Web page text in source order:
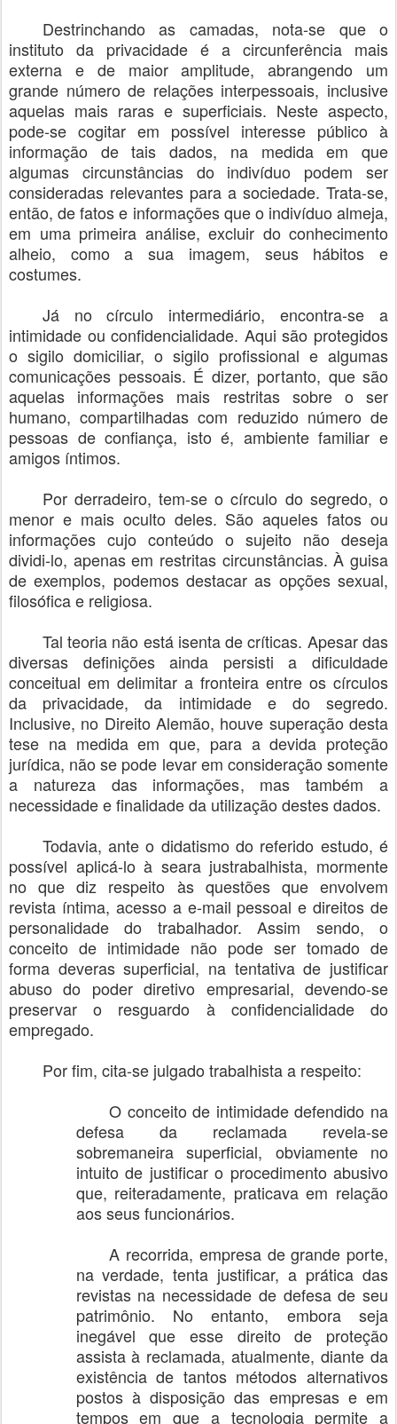
Destrinchando as camadas, nota-se que o
instituto da privacidade é a circunferência mais
externa e de maior amplitude, abrangendo um
grande número de relações interpessoais, inclusive
aquelas mais raras e superficiais. Neste aspecto,
pode-se cogitar em possível interesse público à
informação de tais dados, na medida em que
algumas circunstâncias do indivíduo podem ser
consideradas relevantes para a sociedade. Trata-se,
então, de fatos e informações que o indivíduo almeja,
em uma primeira análise, excluir do conhecimento
alheio, como a sua imagem, seus hábitos e
costumes.
Já no círculo intermediário, encontra-se a
intimidade ou confidencialidade. Aqui são protegidos
o sigilo domiciliar, o sigilo profissional e algumas
comunicações pessoais. É dizer, portanto, que são
aquelas informações mais restritas sobre o ser
humano, compartilhadas com reduzido número de
pessoas de confiança, isto é, ambiente familiar e
amigos íntimos.
Por derradeiro, tem-se o círculo do segredo, o
menor e mais oculto deles. São aqueles fatos ou
informações cujo conteúdo o sujeito não deseja
dividi-lo, apenas em restritas circunstâncias. À guisa
de exemplos, podemos destacar as opções sexual,
filosófica e religiosa.
Tal teoria não está isenta de críticas. Apesar das
diversas definições ainda persisti a dificuldade
conceitual em delimitar a fronteira entre os círculos
da privacidade, da intimidade e do segredo.
Inclusive, no Direito Alemão, houve superação desta
tese na medida em que, para a devida proteção
jurídica, não se pode levar em consideração somente
a natureza das informações, mas também a
necessidade e finalidade da utilização destes dados.
Todavia, ante o didatismo do referido estudo, é
possível aplicá-lo à seara justrabalhista, mormente
no que diz respeito às questões que envolvem
revista íntima, acesso a e-mail pessoal e direitos de
personalidade do trabalhador. Assim sendo, o
conceito de intimidade não pode ser tomado de
forma deveras superficial, na tentativa de justificar
abuso do poder diretivo empresarial, devendo-se
preservar o resguardo à confidencialidade do
empregado.
Por fim, cita-se julgado trabalhista a respeito:
O conceito de intimidade defendido na
defesa da reclamada revela-se
sobremaneira superficial, obviamente no
intuito de justificar o procedimento abusivo
que, reiteradamente, praticava em relação
aos seus funcionários.
A recorrida, empresa de grande porte,
na verdade, tenta justificar, a prática das
revistas na necessidade de defesa de seu
patrimônio. No entanto, embora seja
inegável que esse direito de proteção
assista à reclamada, atualmente, diante da
existência de tantos métodos alternativos
postos à disposição das empresas e em
tempos em que a tecnologia permite a